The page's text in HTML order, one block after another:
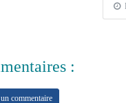
:
commentaire